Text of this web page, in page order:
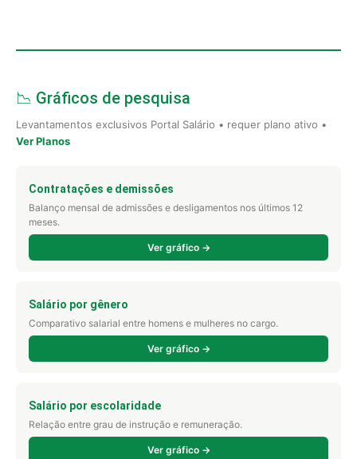
📉 Gráficos de pesquisa
Levantamentos exclusivos Portal Salário • requer plano ativo •
Ver Planos
Contratações e demissões
Balanço mensal de admissões e desligamentos nos últimos 12
meses.
Ver gráfico →
Salário por gênero
Comparativo salarial entre homens e mulheres no cargo.
Ver gráfico →
Salário por escolaridade
Relação entre grau de instrução e remuneração.
Ver gráfico →